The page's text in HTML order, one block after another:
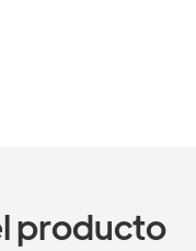
producto